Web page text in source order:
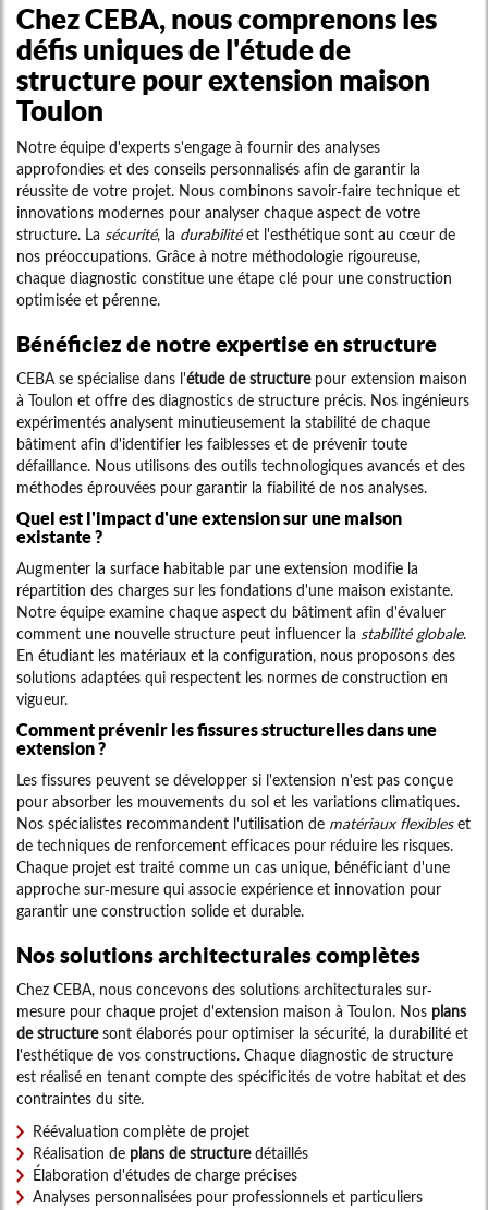
Chez CEBA, nous comprenons les
défis uniques de l'étude de
structure pour extension maison
Toulon
Notre équipe d'experts s'engage à fournir des analyses
approfondies et des conseils personnalisés afin de garantir la
réussite de votre projet. Nous combinons savoir-faire technique et
innovations modernes pour analyser chaque aspect de votre
structure. La sécurité, la durabilitéet l'esthétique sont au cœur de
nos préoccupations. Grâce à notre méthodologie rigoureuse,
chaque diagnostic constitue une étape clé pour une construction
optimisée et pérenne.
Bénéficiez de notre expertise en structure
CEBA se spécialise dans l'étude de structurepour extension maison
à Toulon et offre des diagnostics de structure précis. Nos ingénieurs
expérimentés analysent minutieusement la stabilité de chaque
bâtiment afin d'identifier les faiblesses et de prévenir toute
défaillance. Nous utilisons des outils technologiques avancés et des
méthodes éprouvées pour garantir la fiabilité de nos analyses.
Quel est l'impact d'une extension sur une maison
existante ?
Augmenter la surface habitable par une extension modifie la
répartition des charges sur les fondations d'une maison existante.
Notre équipe examine chaque aspect du bâtiment afin d'évaluer
comment une nouvelle structure peut influencer la stabilité globale.
En étudiant les matériaux et la configuration, nous proposons des
solutions adaptées qui respectent les normes de construction en
vigueur.
Comment prévenir les fissures structurelles dans une
extension ?
Les fissures peuvent se développer si l'extension n'est pas conçue
pour absorber les mouvements du sol et les variations climatiques.
Nos spécialistes recommandent l'utilisation de matériaux flexibleset
de techniques de renforcement efficaces pour réduire les risques.
Chaque projet est traité comme un cas unique, bénéficiant d'une
approche sur-mesure qui associe expérience et innovation pour
garantir une construction solide et durable.
Nos solutions architecturales complètes
Chez CEBA, nous concevons des solutions architecturales sur-
mesure pour chaque projet d'extension maison à Toulon. Nos plans
de structuresont élaborés pour optimiser la sécurité, la durabilité et
l'esthétique de vos constructions. Chaque diagnostic de structure
est réalisé en tenant compte des spécificités de votre habitat et des
contraintes du site.
Réévaluation complète de projet
Réalisation de plans de structuredétaillés
Élaboration d'études de charge précises
Analyses personnalisées pour professionnels et particuliers